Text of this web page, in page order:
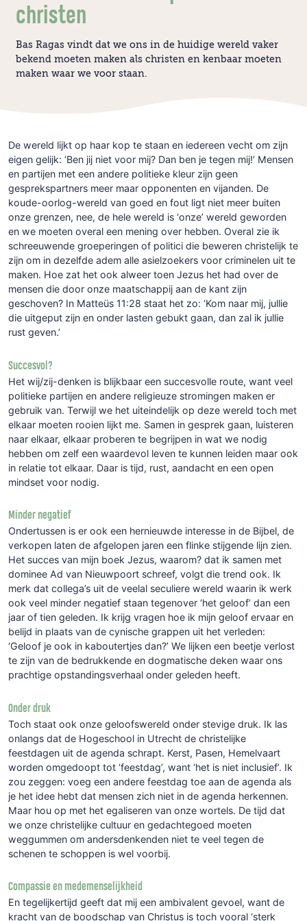
christen
Bas Ragas vindt dat we ons in de huidige wereld vaker
bekend moeten maken als christen en kenbaar moeten
maken waar we voor staan.
De wereld lijkt op haar kop te staan en iedereen vecht om zijn
eigen gelijk: ‘Ben jij niet voor mij? Dan ben je tegen mij!’ Mensen
en partijen met een andere politieke kleur zijn geen
gesprekspartners meer maar opponenten en vijanden. De
koude-oorlog-wereld van goed en fout ligt niet meer buiten
onze grenzen, nee, de hele wereld is ‘onze’ wereld geworden
en we moeten overal een mening over hebben. Overal zie ik
schreeuwende groeperingen of politici die beweren christelijk te
zijn om in dezelfde adem alle asielzoekers voor criminelen uit te
maken. Hoe zat het ook alweer toen Jezus het had over de
mensen die door onze maatschappij aan de kant zijn
geschoven? In Matteüs 11:28 staat het zo: ‘Kom naar mij, jullie
die uitgeput zijn en onder lasten gebukt gaan, dan zal ik jullie
rust geven.’
Succesvol?
Het wij/zij-denken is blijkbaar een succesvolle route, want veel
politieke partijen en andere religieuze stromingen maken er
gebruik van. Terwijl we het uiteindelijk op deze wereld toch met
elkaar moeten rooien lijkt me. Samen in gesprek gaan, luisteren
naar elkaar, elkaar proberen te begrijpen in wat we nodig
hebben om zelf een waardevol leven te kunnen leiden maar ook
in relatie tot elkaar. Daar is tijd, rust, aandacht en een open
mindset voor nodig.
Minder negatief
Ondertussen is er ook een hernieuwde interesse in de Bijbel, de
verkopen laten de afgelopen jaren een flinke stijgende lijn zien.
Het succes van mijn boek Jezus, waarom? dat ik samen met
dominee Ad van Nieuwpoort schreef, volgt die trend ook. Ik
merk dat collega’s uit de veelal seculiere wereld waarin ik werk
ook veel minder negatief staan tegenover ‘het geloof’ dan een
jaar of tien geleden. Ik krijg vragen hoe ik mijn geloof ervaar en
belijd in plaats van de cynische grappen uit het verleden:
‘Geloof je ook in kaboutertjes dan?’ We lijken een beetje verlost
te zijn van de bedrukkende en dogmatische deken waar ons
prachtige opstandingsverhaal onder geleden heeft.
Onder druk
Toch staat ook onze geloofswereld onder stevige druk. Ik las
onlangs dat de Hogeschool in Utrecht de christelijke
feestdagen uit de agenda schrapt. Kerst, Pasen, Hemelvaart
worden omgedoopt tot ‘feestdag’, want ‘het is niet inclusief’. Ik
zou zeggen: voeg een andere feestdag toe aan de agenda als
je het idee hebt dat mensen zich niet in de agenda herkennen.
Maar hou op met het egaliseren van onze wortels. De tijd dat
we onze christelijke cultuur en gedachtegoed moeten
weggummen om andersdenkenden niet te veel tegen de
schenen te schoppen is wel voorbij.
Compassie en medemenselijkheid
En tegelijkertijd geeft dat mij een ambivalent gevoel, want de
kracht van de boodschap van Christus is toch vooral ‘sterk